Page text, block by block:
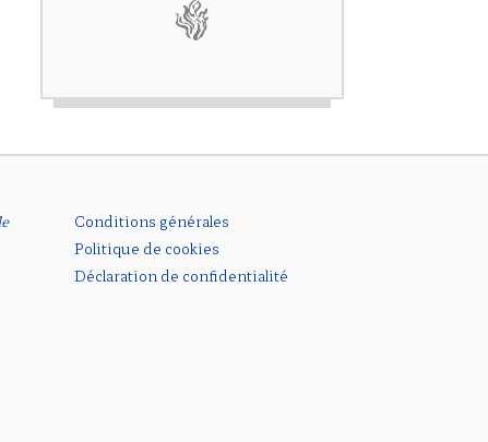
Conditions générales
Politique de cookies
Déclaration de confidentialité